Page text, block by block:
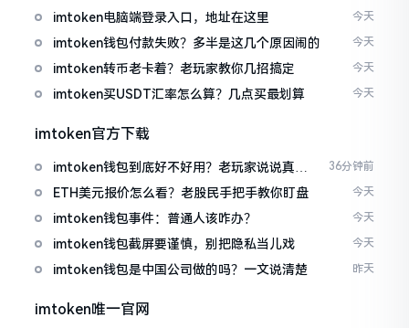
imtoken电脑端登录入口，地址在这里 今天
imtoken钱包付款失败？多半是这几个原因闹的 今天
imtoken转币老卡着？老玩家教你几招搞定 今天
imtoken买USDT汇率怎么算？几点买最划算 今天
imtoken官方下载
imtoken钱包到底好不好用？老玩家说说真实
体验
36分钟前
ETH美元报价怎么看？老股民手把手教你盯盘 今天
imtoken钱包事件：普通人该咋办？ 今天
imtoken钱包截屏要谨慎，别把隐私当儿戏 今天
imtoken钱包是中国公司做的吗？一文说清楚 昨天
imtoken唯一官网